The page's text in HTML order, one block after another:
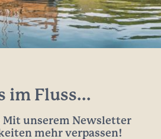
im Fluss...
Mit unserem Newsletter
mehr verpassen!